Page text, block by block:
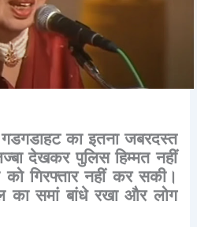
गडगडाहट का इतना जबरदस्त
देखकर पुलिस हिम्मत नहीं
को गिरफ्तार नहीं कर सकी।
का समां बांधे रखा और लोग